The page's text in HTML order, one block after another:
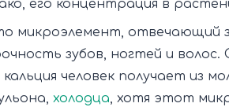
его концентрация в
микроэлемент, отвечающий
зубов, ногтей и волос.
кальция человек получает из
холодца, хотя этот